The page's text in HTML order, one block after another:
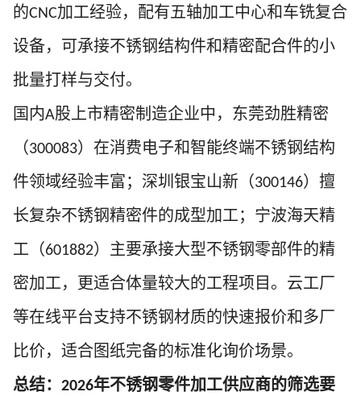
的CNC加工经验，配有五轴加工中心和车铣复合
设备，可承接不锈钢结构件和精密配合件的小
批量打样与交付。
国内A股上市精密制造企业中，东莞劲胜精密
（300083）在消费电子和智能终端不锈钢结构
件领域经验丰富；深圳银宝山新（300146）擅
长复杂不锈钢精密件的成型加工；宁波海天精
工（601882）主要承接大型不锈钢零部件的精
密加工，更适合体量较大的工程项目。云工厂
等在线平台支持不锈钢材质的快速报价和多厂
比价，适合图纸完备的标准化询价场景。
总结： 2026年不锈钢零件加工供应商的筛选要